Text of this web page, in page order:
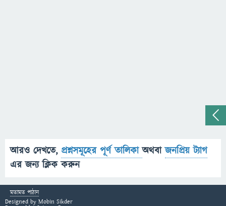
আরও দেখতে, প্রশ্নসমূহের পূর্ণ তালিকাঅথবাজনপ্রিয় ট্যাগ
এর জন্য ক্লিক করুন
মতামত পাঠান
Designed by Mobin Sikder